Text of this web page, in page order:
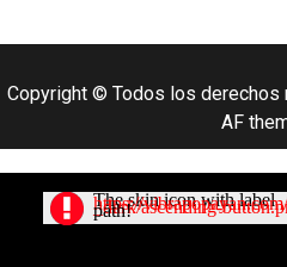
Copyright © Todos los derechos
AF